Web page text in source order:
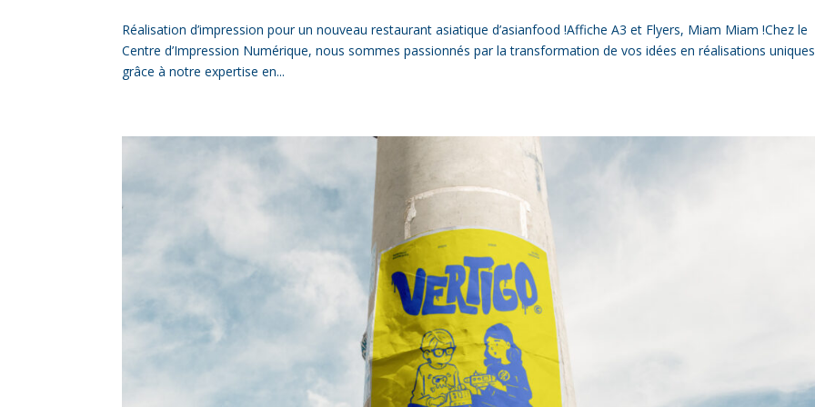
Réalisation d’impression pour un nouveau restaurant asiatique d’asianfood !Affiche A3 et Flyers, Miam Miam !Chez le
Centre d’Impression Numérique, nous sommes passionnés par la transformation de vos idées en réalisations uniques
grâce à notre expertise en...